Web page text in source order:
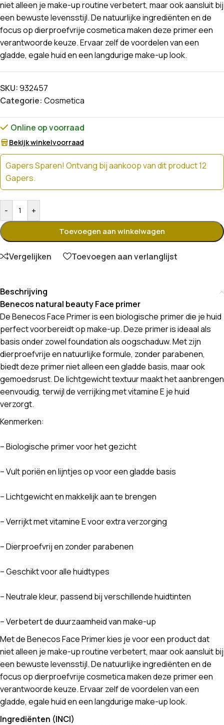
niet alleen je make-up routine verbetert, maar ook aansluit bij
een bewuste levensstijl. De natuurlijke ingrediënten en de
focus op dierproefvrije cosmetica maken deze primer een
verantwoorde keuze. Ervaar zelf de voordelen van een
gladde, egale huid en een langdurige make-up look.
SKU:932457
Categorie: Cosmetica
Online op voorraad
Bekijk winkelvoorraad
Gapers Sparen! Ontvang bij aankoop van dit product 12
Gapers.
- +
Toevoegen aan winkelwagen
Vergelijken Toevoegen aan verlanglijst
Beschrijving
Benecos natural beauty Face primer
De Benecos Face Primer is een biologische primer die je huid
perfect voorbereidt op make-up. Deze primer is ideaal als
basis onder zowel foundation als oogschaduw. Met zijn
dierproefvrije en natuurlijke formule, zonder parabenen,
biedt deze primer niet alleen een gladde basis, maar ook
gemoedsrust. De lichtgewicht textuur maakt het aanbrengen
eenvoudig, terwijl de verrijking met vitamine E je huid
verzorgt.
Kenmerken:
– Biologische primer voor het gezicht
– Vult poriën en lijntjes op voor een gladde basis
– Lichtgewicht en makkelijk aan te brengen
– Verrijkt met vitamine E voor extra verzorging
– Dierproefvrij en zonder parabenen
– Geschikt voor alle huidtypes
– Neutrale kleur, passend bij verschillende huidtinten
– Verbetert de duurzaamheid van make-up
Met de Benecos Face Primer kies je voor een product dat
niet alleen je make-up routine verbetert, maar ook aansluit bij
een bewuste levensstijl. De natuurlijke ingrediënten en de
focus op dierproefvrije cosmetica maken deze primer een
verantwoorde keuze. Ervaar zelf de voordelen van een
gladde, egale huid en een langdurige make-up look.
Ingrediënten (INCI)